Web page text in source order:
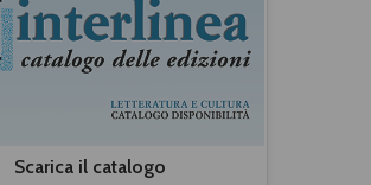
Scarica il catalogo